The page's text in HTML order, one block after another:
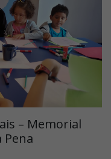
– Memorial